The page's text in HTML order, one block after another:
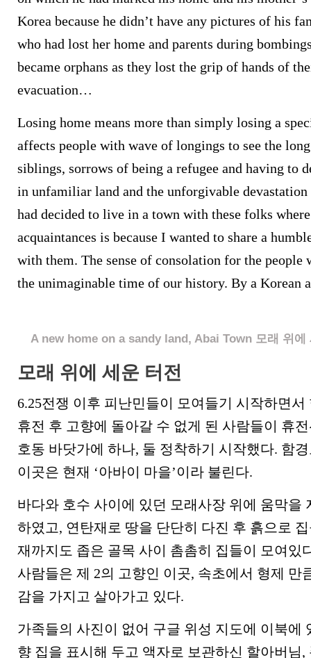
Korea because he didn’t have any pictures of his
who had lost her home and parents during
became orphans as they lost the grip of hands of
evacuation…
Losing home means more than simply losing a
affects people with wave of longings to see the
siblings, sorrows of being a refugee and having to
in unfamiliar land and the unforgivable
had decided to live in a town with these folks
acquaintances is because I wanted to share a
with them. The sense of consolation for the people
the unimaginable time of our history. By a Korean
A new home on a sandy land, Abai Town 모래 위에
모래 위에 세운 터전
6.25전쟁 이후 피난민들이 모여들기 시작하면
휴전 후 고향에 돌아갈 수 없게 된 사람들이 휴
호동 바닷가에 하나, 둘 정착하기 시작했다. 함
이곳은 현재 ‘아바이 마을’이라 불린다.
바다와 호수 사이에 있던 모래사장 위에 움막을
하였고, 연탄재로 땅을 단단히 다진 후 흙으로
재까지도 좁은 골목 사이 촘촘히 집들이 모여있
사람들은 제 2의 고향인 이곳, 속초에서 형제 만
감을 가지고 살아가고 있다.
가족들의 사진이 없어 구글 위성 지도에 이북에
향 집을 표시해 두고 액자로 보관하신 할아버님